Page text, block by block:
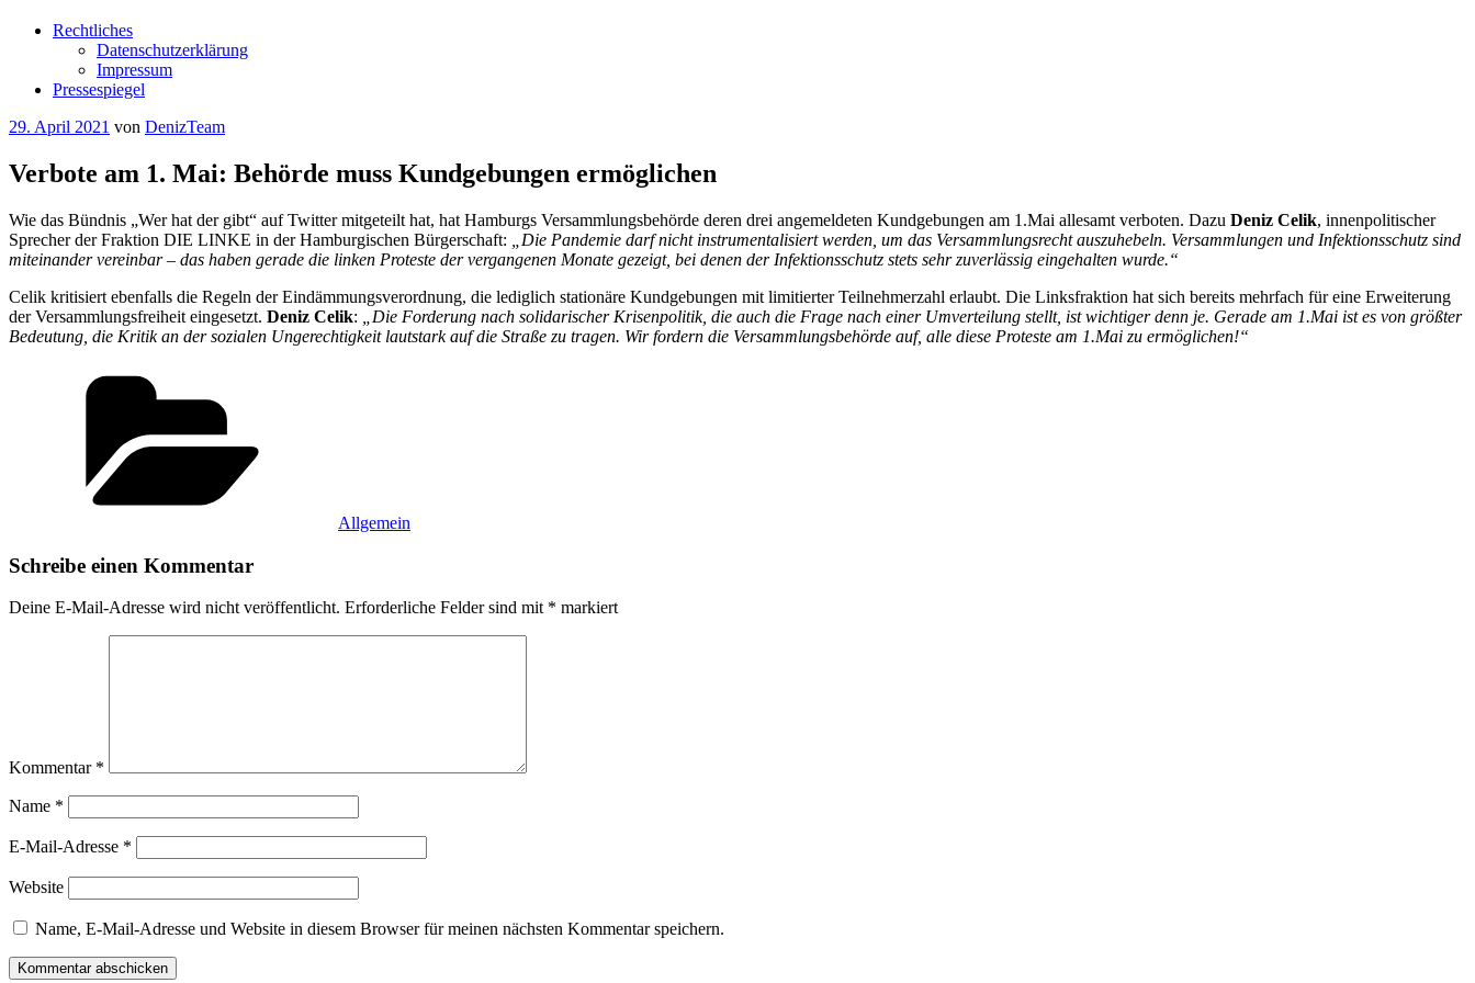
Rechtliches
Datenschutzerklärung
Impressum
Pressespiegel
Veröffentlicht
29. April 2021 von DenizTeam
Verbote am 1. Mai: Behörde muss Kundgebungen ermöglichen
Wie das Bündnis „Wer hat der gibt“ auf Twitter mitgeteilt hat, hat Hamburgs Versammlungsbehörde deren drei angemeldeten Kundgebungen am 1.Mai allesamt verboten. Dazu Deniz Celik, innenpolitischer
Sprecher der Fraktion DIE LINKE in der Hamburgischen Bürgerschaft:
„Die Pandemie darf nicht instrumentalisiert werden, um das Versammlungsrecht auszuhebeln. Versammlungen und Infektionsschutz sind
miteinander vereinbar – das haben gerade die linken Proteste der vergangenen Monate gezeigt, bei denen der Infektionsschutz stets sehr zuverlässig eingehalten wurde.“
Celik kritisiert ebenfalls die Regeln der Eindämmungsverordnung, die lediglich stationäre Kundgebungen mit limitierter Teilnehmerzahl erlaubt. Die Linksfraktion hat sich bereits mehrfach für eine Erweiterung
der Versammlungsfreiheit eingesetzt. Deniz Celik:
„Die Forderung nach solidarischer Krisenpolitik, die auch die Frage nach einer Umverteilung stellt, ist wichtiger denn je. Gerade am 1.Mai ist es von größter
Bedeutung, die Kritik an der sozialen Ungerechtigkeit lautstark auf die Straße zu tragen. Wir fordern die Versammlungsbehörde auf, alle diese Proteste am 1.Mai zu ermöglichen!“
Allgemein
Schreibe einen Kommentar
Deine E-Mail-Adresse wird nicht veröffentlicht. Erforderliche Felder sind mit * markiert
Kommentar *
Name *
E-Mail-Adresse *
Website
Name, E-Mail-Adresse und Website in diesem Browser für meinen nächsten Kommentar speichern.